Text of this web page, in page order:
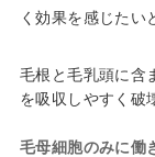
く効果を感じたい
毛根と毛乳頭に含
を吸収しやすく破
毛母細胞のみに働